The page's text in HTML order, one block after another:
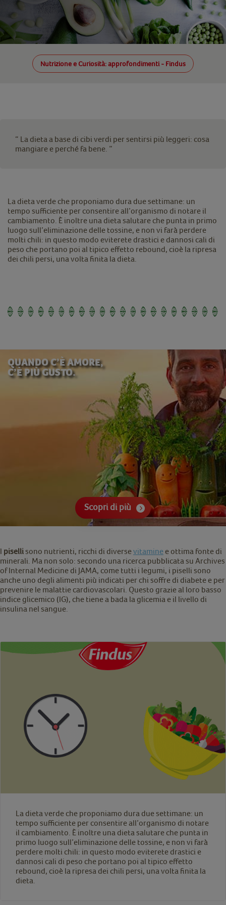
Nutrizione e Curiosità: approfondimenti - Findus
“ La dieta a base di cibi verdi per sentirsi più leggeri: cosa
mangiare e perché fa bene. ”
La dieta verde che proponiamo dura due settimane: un
tempo sufficiente per consentire all’organismo di notare il
cambiamento. È inoltre una dieta salutare che punta in primo
luogo sull’eliminazione delle tossine, e non vi farà perdere
molti chili: in questo modo eviterete drastici e dannosi cali di
peso che portano poi al tipico effetto rebound, cioè la ripresa
dei chili persi, una volta finita la dieta.
QUANDO C’È AMORE,
C’È PIÙ GUSTO.
Scopri di più
I pisellisono nutrienti, ricchi di diversevitamine e ottima fonte di
minerali. Ma non solo: secondo una ricerca pubblicata su Archives
of Internal Medicine di JAMA, come tutti i legumi, i piselli sono
anche uno degli alimenti più indicati per chi soffre di diabete e per
prevenire le malattie cardiovascolari. Questo grazie al loro basso
indice glicemico (IG), che tiene a bada la glicemia e il livello di
insulina nel sangue.
La dieta verde che proponiamo dura due settimane: un
tempo sufficiente per consentire all’organismo di notare
il cambiamento. È inoltre una dieta salutare che punta in
primo luogo sull’eliminazione delle tossine, e non vi farà
perdere molti chili: in questo modo eviterete drastici e
dannosi cali di peso che portano poi al tipico effetto
rebound, cioè la ripresa dei chili persi, una volta finita la
dieta.